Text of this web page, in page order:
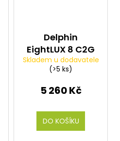
Delphin
EightLUX 8 C2G
Skladem u dodavatele
(>5 ks)
5 260 Kč
DO KOŠÍKU